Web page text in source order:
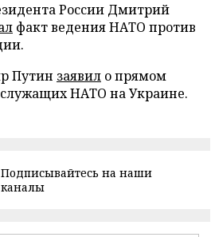
России Дмитрий
факт ведения НАТО против
Путин заявил о прямом
НАТО на Украине.
Подписывайтесь на наши
каналы